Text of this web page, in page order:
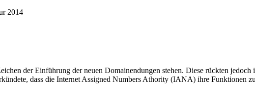
2014
der Einführung der neuen Domainendungen stehen. Diese rückten
dass die Internet Assigned Numbers Athority (IANA) ihre Funktionen